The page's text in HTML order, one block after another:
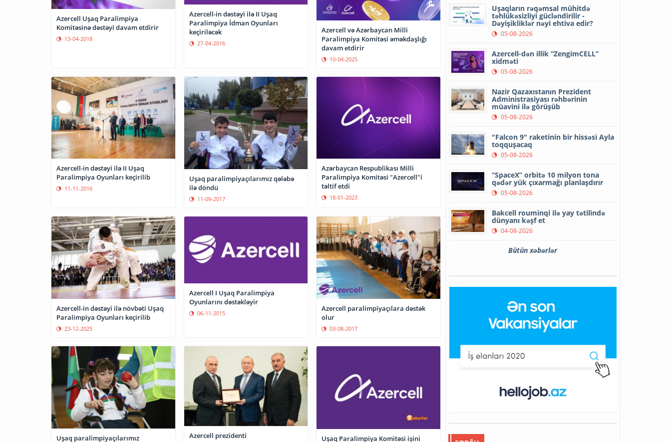
Azercell Uşaq Paralimpiya
Komitəsinə dəstəyi davam etdirir
13-04-2018
Azercell-in dəstəyi ilə II Uşaq
Paralimpiya İdman Oyunları
keçiriləcək
27-04-2016
Azercell və Azərbaycan Milli
Paralimpiya Komitəsi əməkdaşlığı
davam etdirir
10-04-2025
Azercell-in dəstəyi ilə II Uşaq
Paralimpiya Oyunları keçirilib
11-11-2016
Uşaq paralimpiyaçılarımız qələbə
ilə döndü
11-09-2017
Azərbaycan Respublikası Milli
Paralimpiya Komitəsi "Azercell"i
təltif etdi
18-01-2023
Azercell-in dəstəyi ilə növbəti Uşaq
Paralimpiya Oyunları keçirilib
23-12-2025
Azercell I Uşaq Paralimpiya
Oyunlarını dəstəkləyir
06-11-2015
Azercell paralimpiyaçılara dəstək
olur
03-08-2017
Uşaq paralimpiyaçılarımız
Azercell prezidenti
Uşaq Paralimpiya Komitəsi işini
Uşaqların rəqəmsal mühitdə
təhlükəsizliyi gücləndirilir -
Dəyişikliklər nəyi ehtiva edir?
05-08-2026
Azercell-dən illik “ZengimCELL”
xidməti
05-08-2026
Nazir Qazaxıstanın Prezident
Administrasiyası rəhbərinin
müavini ilə görüşüb
05-08-2026
"Falcon 9" raketinin bir hissəsi Ayla
toqquşacaq
05-08-2026
“SpaceX” orbitə 10 milyon tona
qədər yük çıxarmağı planlaşdırır
05-08-2026
Bakcell rouminqi ilə yay tətilində
dünyanı kəşf et
04-08-2026
Bütün xəbərlər